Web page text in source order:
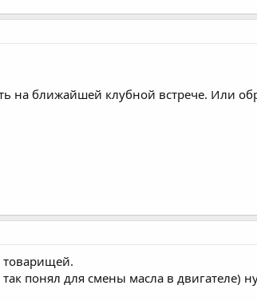
на ближайшей клубной встрече. Или
понял для смены масла в двигателе)